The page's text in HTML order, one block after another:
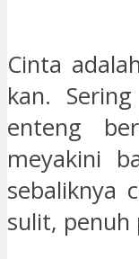
Cinta
kan.
enteng
meyakini
sebaliknya
sulit, penuh